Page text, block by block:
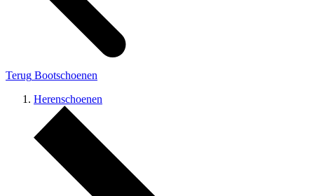
Terug Bootschoenen
Herenschoenen